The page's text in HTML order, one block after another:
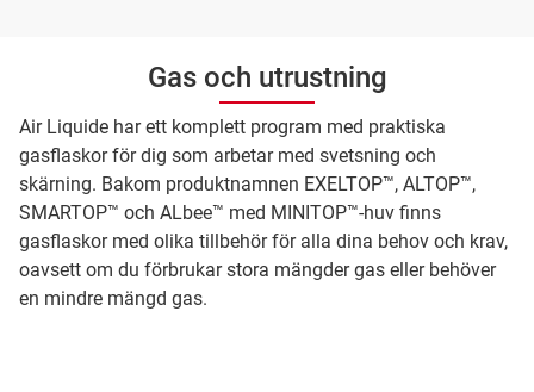
Gas och utrustning
Air Liquide har ett komplett program med praktiska
gasflaskor för dig som arbetar med svetsning och
skärning. Bakom produktnamnen EXELTOP™, ALTOP™,
SMARTOP™ och ALbee™ med MINITOP™-huv finns
gasflaskor med olika tillbehör för alla dina behov och krav,
oavsett om du förbrukar stora mängder gas eller behöver
en mindre mängd gas.